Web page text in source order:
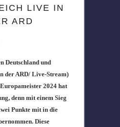
LIVE IN
ARD
Deutschland und
der ARD/ Live-Stream)
2024 hat
denn mit einem Sieg
Punkte mit in die
Diese